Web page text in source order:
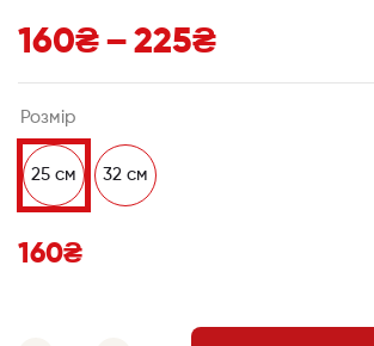
160₴ – 225₴
Розмір
25 см 32 см
160₴